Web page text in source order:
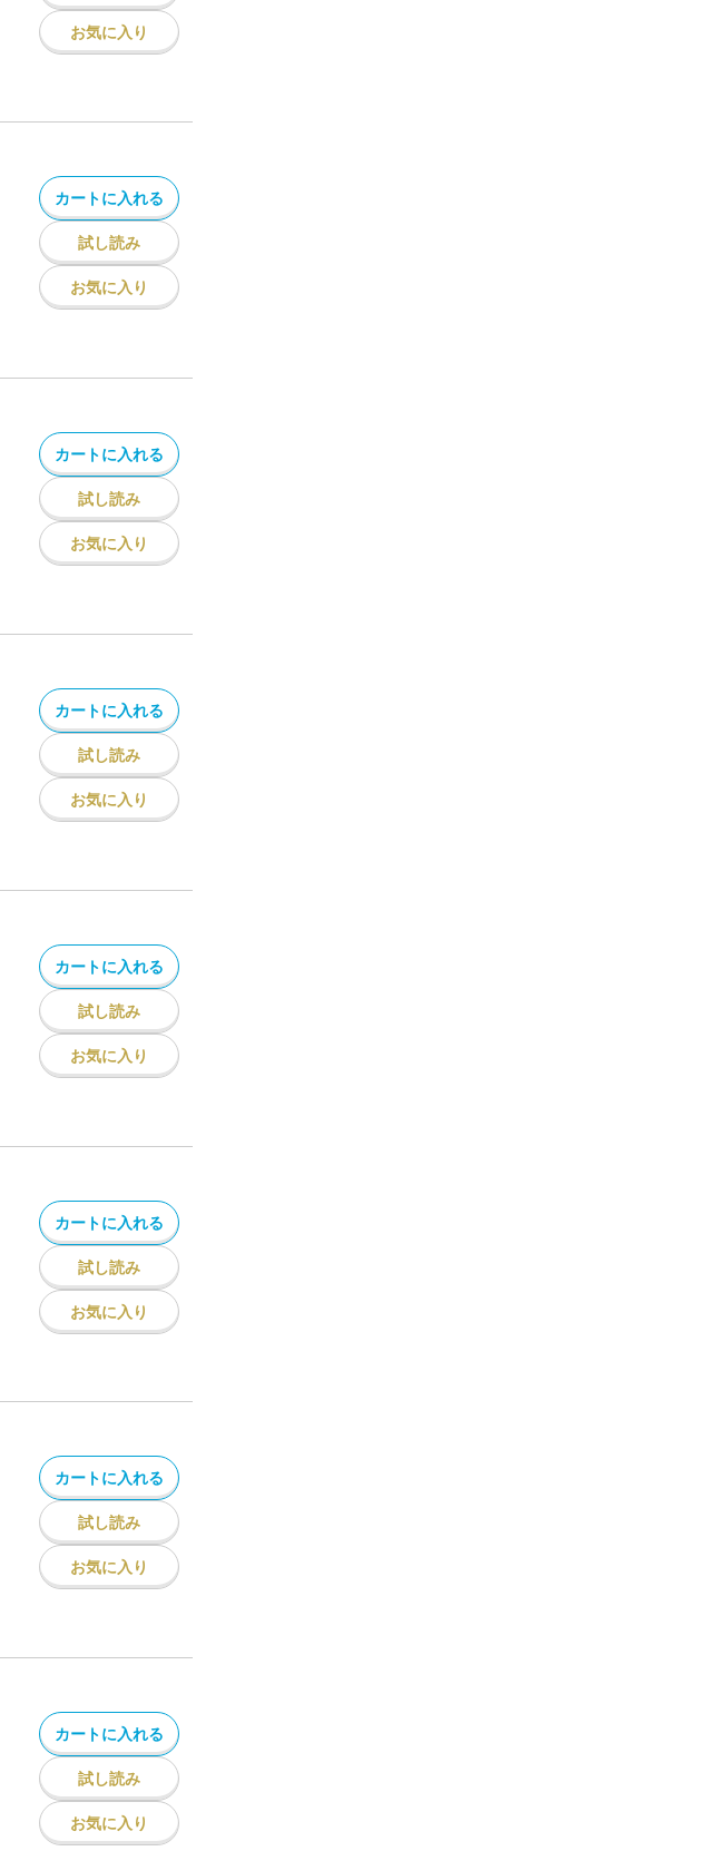
お気に入り
カートに入れる
試し読み
お気に入り
カートに入れる
試し読み
お気に入り
カートに入れる
試し読み
お気に入り
カートに入れる
試し読み
お気に入り
カートに入れる
試し読み
お気に入り
カートに入れる
試し読み
お気に入り
カートに入れる
試し読み
お気に入り